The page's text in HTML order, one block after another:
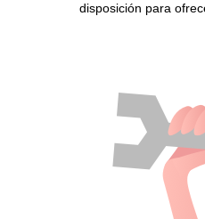
disposición para